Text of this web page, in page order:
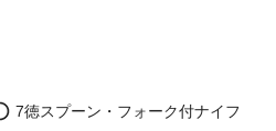
7徳スプーン・フォーク付ナイフ